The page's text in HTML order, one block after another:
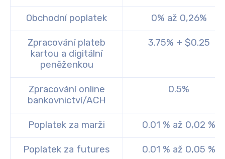
Obchodní poplatek 0% až 0,26%
Zpracování plateb
kartou a digitální
peněženkou
3.75% + $0.25
Zpracování online
bankovnictví/ACH
0.5%
Poplatek za marži 0.01 % až 0,02 %
Poplatek za futures 0.01 % až 0,05 %